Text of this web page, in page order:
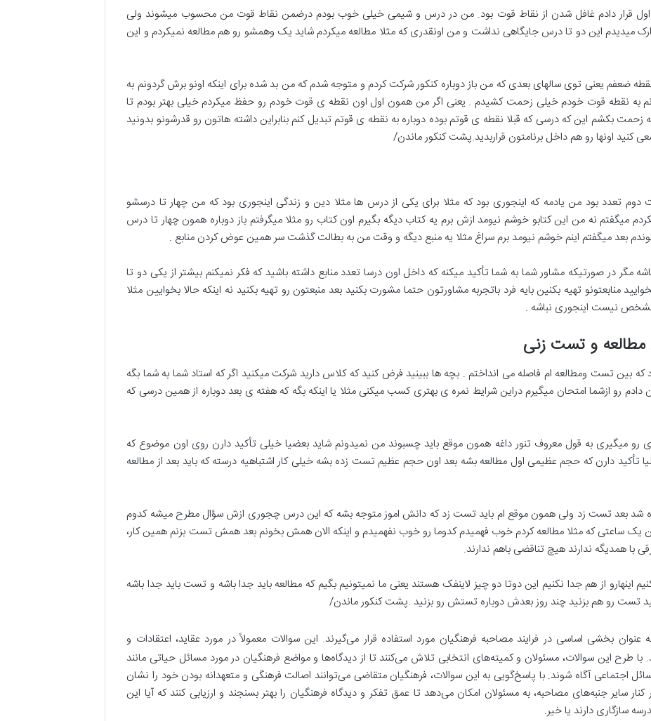
اول قرار دادم غافل شدن از نقاط قوت بود. من در درس و شیمی خیلی خوب بودم درضمن نقاط قوت من محسوب میشوند ولی
میدیدم این دو تا درس جایگاهی نداشت و من اونقدری که مثلا مطالعه میکردم شاید یک وهمشو رو هم مطالعه نمیکردم و این
ضعفم یعنی توی سالهای بعدی که من باز دوباره کنکور شرکت کردم و متوجه شدم که من بد شده برای اینکه اونو برش گردونم به
به نقطه قوت خودم خیلی زحمت کشیدم . یعنی اگر من همون اول اون نقطه ی قوت خودم رو حفظ میکردم خیلی بهتر بودم تا
بکشم این که درسی که قبلا نقطه ی قوتم بوده دوباره به نقطه ی قوتم تبدیل کنم بنابراین داشته هاتون رو قدرشونو بدونید
اونها رو هم داخل برنامتون قراربدید.پشت کنکور ماندن/
دوم تعدد بود من یادمه که اینجوری بود که مثلا برای یکی از درس ها مثلا دین و زندگی اینجوری بود که من چهار تا درسشو
میگفتم نه من این کتابو خوشم نیومد ازش برم یه کتاب دیگه بگیرم اون کتاب رو مثلا میگرفتم باز دوباره همون چهار تا درس
بعد میگفتم اینم خوشم نیومد برم سراغ مثلا یه منبع دیگه و وقت من به بطالت گذشت سر همین عوض کردن منابع .
مگر در صورتیکه مشاور شما به شما تأکید میکنه که داخل اون درسا تعدد منابع داشته باشید که فکر نمیکنم بیشتر از یکی دو تا
منابعتونو تهیه بکنین بایه فرد باتجربه مشاورتون حتما مشورت بکنید بعد منبعتون رو تهیه بکنید نه اینکه حالا بخوایین مثلا
نیست اینجوری نباشه .
بین تست ومطالعه ام فاصله می انداختم . بچه ها ببینید فرض کنید که کلاس دارید شرکت میکنید اگر که استاد شما به شما بگه
رو ازشما امتحان میگیرم دراین شرایط نمره ی بهتری کسب میکنی مثلا یا اینکه بگه که هفته ی بعد دوباره از همین درسی که
میگیری به قول معروف تنور داغه همون موقع باید چسبوند من نمیدونم شاید بعضیا خیلی تأکید دارن روی اون موضوع که
تأکید دارن که حجم عظیمی اول مطالعه بشه بعد اون حجم عظیم تست زده بشه خیلی کار اشتباهیه درسته که باید بعد از مطالعه
شد بعد تست زد ولی همون موقع ام باید تست زد که دانش اموز متوجه بشه که این درس چجوری ازش سؤال مطرح میشه کدوم
ساعتی که مثلا مطالعه کردم خوب فهمیدم کدوما رو خوب نفهمیدم و اینکه الان همش بخونم بعد همش تست بزنم همین کار،
با همدیگه ندارند هیچ تناقضی باهم ندارند.
از هم جدا نکنیم این دوتا دو چیز لاینفک هستند یعنی ما نمیتونیم بگیم که مطالعه باید جدا باشه و تست باید جدا باشه
رو هم بزنید چند روز بعدش دوباره تستش رو بزنید .پشت کنکور ماندن/
عنوان بخشی اساسی در فرایند مصاحبه فرهنگیان مورد استفاده قرار می‌گیرند. این سوالات معمولاً در مورد عقاید، اعتقادات و
طرح این سوالات، مسئولان و کمیته‌های انتخابی تلاش می‌کنند تا از دیدگاه‌ها و مواضع فرهنگیان در مورد مسائل حیاتی مانند
اجتماعی آگاه شوند. با پاسخ‌گویی به این سوالات، فرهنگیان متقاضی می‌توانند اصالت فرهنگی و متعهدانه بودن خود را نشان
سایر جنبه‌های مصاحبه، به مسئولان امکان می‌دهد تا عمق تفکر و دیدگاه فرهنگیان را بهتر بسنجند و ارزیابی کنند که آیا این
سازگاری دارند یا خیر.